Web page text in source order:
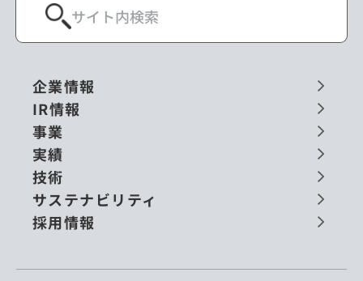
企業情報
IR情報
事業
実績
技術
サステナビリティ
採用情報